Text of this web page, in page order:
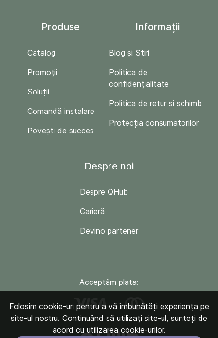
Produse
Catalog
Promoții
Soluții
Comandă instalare
Povești de succes
Informații
Blog și Stiri
Politica de
confidențialitate
Politica de retur si schimb
Protecția consumatorilor
Despre noi
Despre QHub
Carieră
Devino partener
Acceptăm plata:
Folosim cookie-uri pentru a vă îmbunătăți experiența pe
site-ul nostru. Continuând să utilizați site-ul, sunteți de
acord cu utilizarea cookie-urilor.